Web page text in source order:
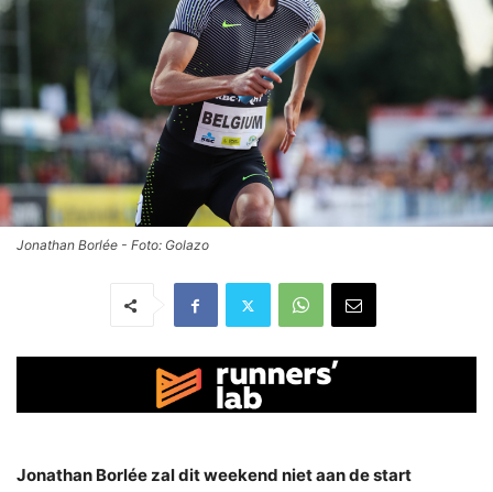
Jonathan Borlée - Foto: Golazo
Jonathan Borlée zal dit weekend niet aan de start